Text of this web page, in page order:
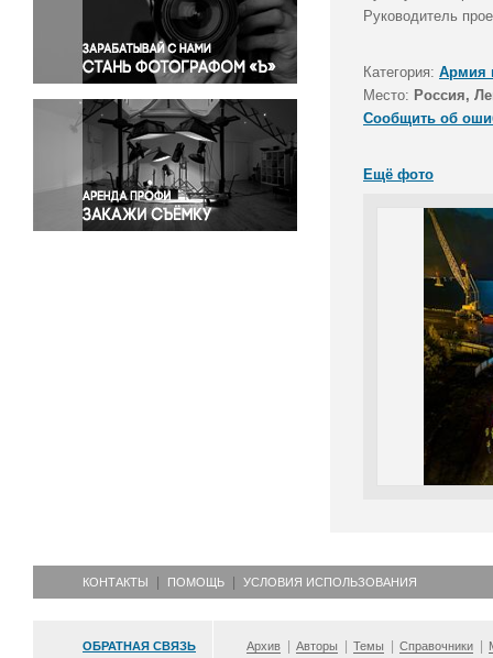
Правосудие
Происшествия и конфликты
Религия
Светская жизнь
Спорт
Экология
Экономика и бизнес
Руководитель
Категория: Армия
Место: Россия,
Сообщить об
Ещё фото
КОНТАКТЫ ПОМОЩЬ УСЛОВИЯ ИСПОЛЬЗОВАНИЯ
ОБРАТНАЯ СВЯЗЬ Архив Авторы Темы Справочники